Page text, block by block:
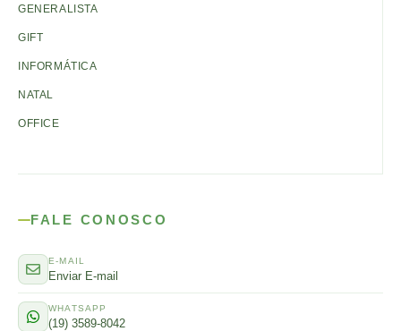
GENERALISTA
GIFT
INFORMÁTICA
NATAL
OFFICE
FALE CONOSCO
E-MAIL
Enviar E-mail
WHATSAPP
(19) 3589-8042